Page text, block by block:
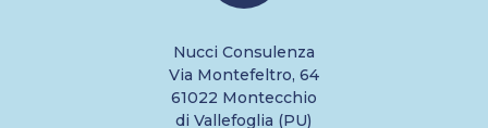
Nucci Consulenza
Via Montefeltro, 64
61022 Montecchio
di Vallefoglia (PU)